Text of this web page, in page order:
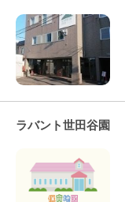
ラバント世田谷園